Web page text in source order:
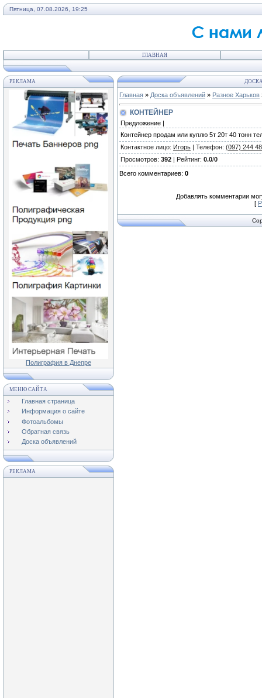
Пятница, 07.08.2026, 19:25
ГЛАВНАЯ
РЕКЛАМА
Полиграфия в Днепре
МЕНЮ САЙТА
Главная страница
Информация о сайте
Фотоальбомы
Обратная связь
Доска объявлений
РЕКЛАМА
Главная » Доска объявлений » Разное Харьков
КОНТЕЙНЕР
Предложение |
Контейнер продам или куплю 5т 20т 40 тонн
Контактное лицо: Игорь | Телефон: (097) 244
Просмотров: 392 | Рейтинг: 0.0/0
Всего комментариев: 0
Добавлять комментарии
[